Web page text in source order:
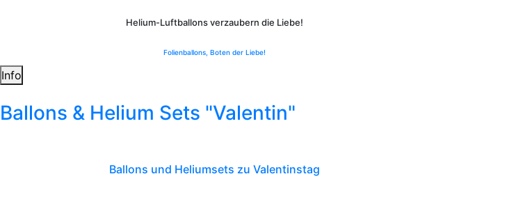
Helium-Luftballons verzaubern die Liebe!
Folienballons, Boten der Liebe!
Info
Ballons & Helium Sets "Valentin"
Ballons und Heliumsets zu Valentinstag